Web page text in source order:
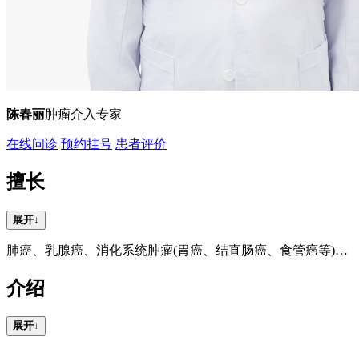
陈春丽肿瘤介入专家
在线问诊 预约挂号 患者评价
擅长
展开↓
肺癌、乳腺癌、消化系统肿瘤(胃癌、结直肠癌、食管癌等)、恶性淋巴瘤、多发性骨髓瘤、软组织肉瘤等各类实体瘤及血液肿瘤的规范化疗、靶向治疗及免疫治疗。
介绍
展开↓